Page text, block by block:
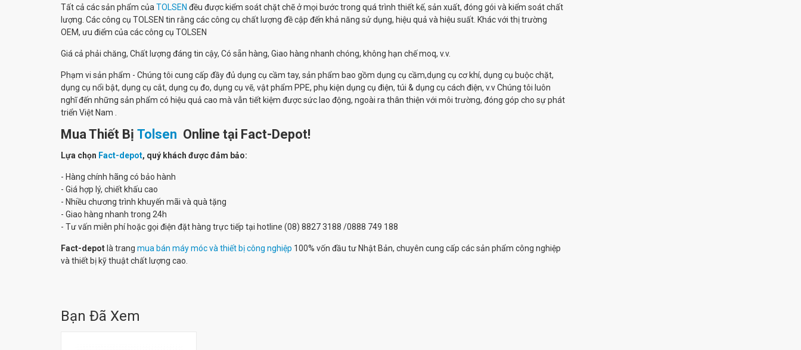
Tất cả các sản phẩm của TOLSEN đều được kiểm soát chặt chẽ ở mọi bước trong quá trình thiết kế, sản xuất, đóng gói và kiểm soát chất
lượng. Các công cụ TOLSEN tin rằng các công cụ chất lượng đề cập đến khả năng sử dụng, hiệu quả và hiệu suất. Khác với thị trường
OEM, ưu điểm của các công cụ TOLSEN
Giá cả phải chăng, Chất lượng đáng tin cậy, Có sẵn hàng, Giao hàng nhanh chóng, không hạn chế moq, v.v.
Phạm vi sản phẩm - Chúng tôi cung cấp đầy đủ dụng cụ cầm tay, sản phẩm bao gồm dụng cụ cầm,dụng cụ cơ khí, dụng cụ buộc chặt,
dụng cụ nổi bật, dụng cụ cắt, dụng cụ đo, dụng cụ vẽ, vật phẩm PPE, phụ kiện dụng cụ điện, túi & dụng cụ cách điện, v.v Chúng tôi luôn
nghĩ đến những sản phẩm có hiệu quả cao mà vẫn tiết kiệm được sức lao động, ngoài ra thân thiện với môi trường, đóng góp cho sự phát
triển Việt Nam .
Mua Thiết Bị Tolsen Online tại Fact-Depot!
Lựa chọn Fact-depot, quý khách được đảm bảo:
- Hàng chính hãng có bảo hành
- Giá hợp lý, chiết khấu cao
- Nhiều chương trình khuyến mãi và quà tặng
- Giao hàng nhanh trong 24h
- Tư vấn miễn phí hoặc gọi điện đặt hàng trực tiếp tại hotline (08) 8827 3188 /0888 749 188
Fact-depot là trang mua bán máy móc và thiết bị công nghiệp 100% vốn đầu tư Nhật Bản, chuyên cung cấp các sản phẩm công nghiệp
và thiết bị kỹ thuật chất lượng cao.
Bạn Đã Xem